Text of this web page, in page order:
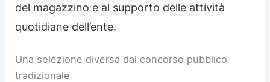
del magazzino e al supporto delle attività
quotidiane dell’ente.
Una selezione diversa dal concorso pubblico
tradizionale